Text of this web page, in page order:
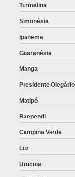
Turmalina
Simonésia
Ipanema
Guaranésia
Manga
Presidente Olegário
Matipó
Baependi
Campina Verde
Luz
Urucuia